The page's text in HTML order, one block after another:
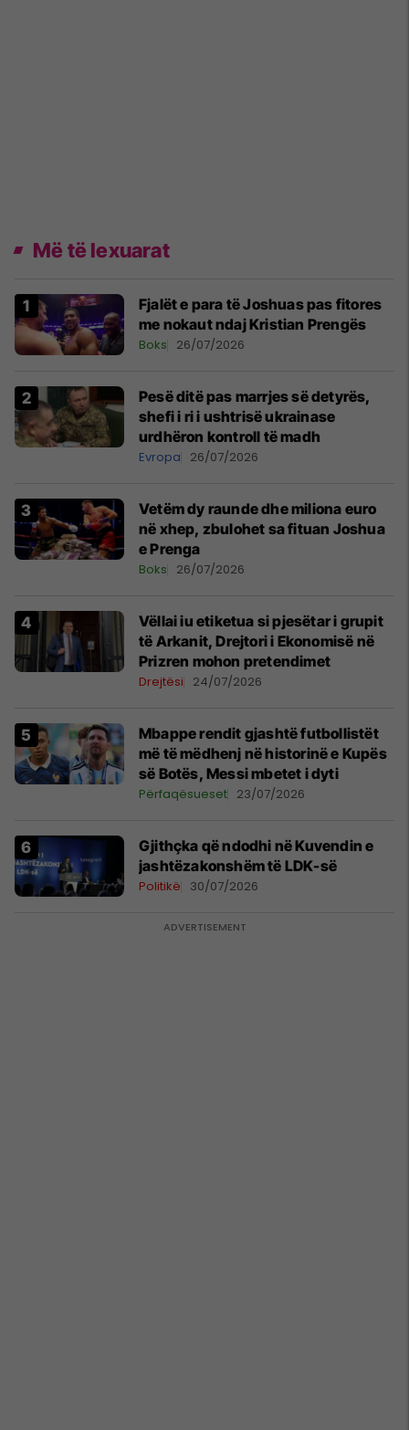
Më të lexuarat
Fjalët e para të Joshuas pas fitores
me nokaut ndaj Kristian Prengës
Boks 26/07/2026
Pesë ditë pas marrjes së detyrës,
shefi i ri i ushtrisë ukrainase
urdhëron kontroll të madh
Evropa 26/07/2026
Vetëm dy raunde dhe miliona euro
në xhep, zbulohet sa fituan Joshua
e Prenga
Boks 26/07/2026
Vëllai iu etiketua si pjesëtar i grupit
të Arkanit, Drejtori i Ekonomisë në
Prizren mohon pretendimet
Drejtësi 24/07/2026
Mbappe rendit gjashtë futbollistët
më të mëdhenj në historinë e Kupës
së Botës, Messi mbetet i dyti
Përfaqësueset 23/07/2026
Gjithçka që ndodhi në Kuvendin e
jashtëzakonshëm të LDK-së
Politikë 30/07/2026